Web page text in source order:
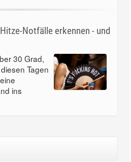
Notfälle erkennen - und
30 Grad,
Tagen
ins